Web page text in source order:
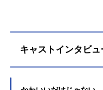
キャストインタビュ